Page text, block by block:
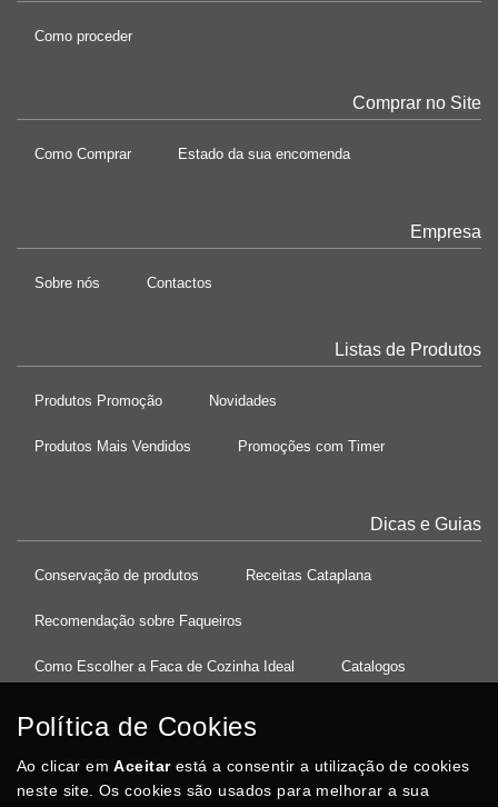
Como proceder
Comprar no Site
Como Comprar Estado da sua encomenda
Empresa
Sobre nós Contactos
Listas de Produtos
Produtos Promoção Novidades
Produtos Mais Vendidos Promoções com Timer
Dicas e Guias
Conservação de produtos Receitas Cataplana
Recomendação sobre Faqueiros
Como Escolher a Faca de Cozinha Ideal Catalogos
37°08'27.5"N 8°32'13.9"W
Política de Cookies
Ao clicar emAceitarestá a consentir a utilização de cookies
neste site. Os cookies são usados para melhorar a sua